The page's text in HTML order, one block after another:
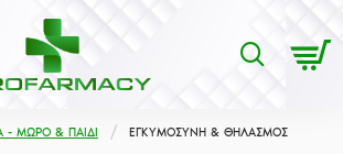
- ΜΩΡΟ & ΠΑΙΔΙ ΕΓΚΥΜΟΣΥΝΗ & ΘΗΛΑΣΜΟΣ